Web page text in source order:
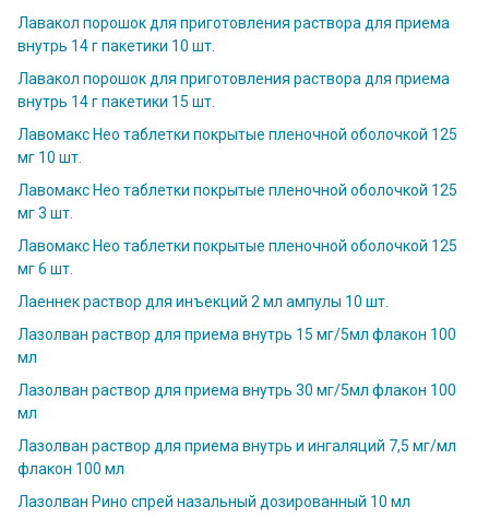
Лавакол порошок для приготовления раствора для приема
внутрь 14 г пакетики 10 шт.
Лавакол порошок для приготовления раствора для приема
внутрь 14 г пакетики 15 шт.
Лавомакс Нео таблетки покрытые пленочной оболочкой 125
мг 10 шт.
Лавомакс Нео таблетки покрытые пленочной оболочкой 125
мг 3 шт.
Лавомакс Нео таблетки покрытые пленочной оболочкой 125
мг 6 шт.
Лаеннек раствор для инъекций 2 мл ампулы 10 шт.
Лазолван раствор для приема внутрь 15 мг/5мл флакон 100
мл
Лазолван раствор для приема внутрь 30 мг/5мл флакон 100
мл
Лазолван раствор для приема внутрь и ингаляций 7,5 мг/мл
флакон 100 мл
Лазолван Рино спрей назальный дозированный 10 мл